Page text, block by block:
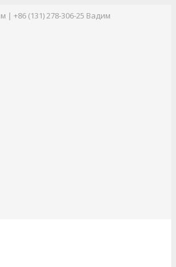
| +86 (131) 278-306-25 Вадим